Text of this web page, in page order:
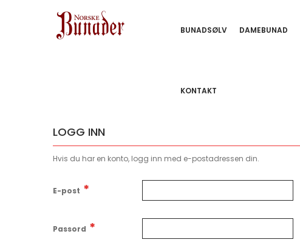
BUNADSØLV DAMEBUNAD
KONTAKT
LOGG INN
Hvis du har en konto, logg inn med e-postadressen din.
E-post
Passord